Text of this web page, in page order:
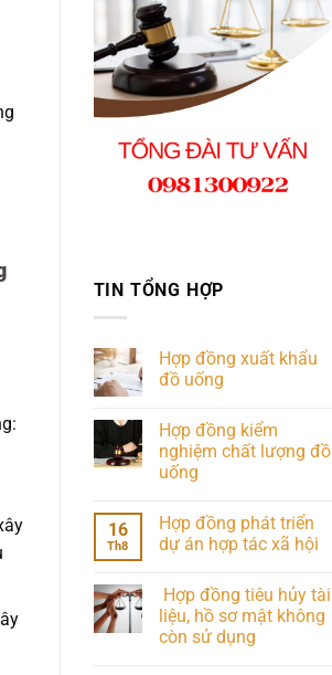
TIN TỔNG HỢP
Hợp đồng xuất khẩu
đồ uống
Hợp đồng kiểm
nghiệm chất lượng đồ
uống
16
Th8
Hợp đồng phát triển
dự án hợp tác xã hội
Hợp đồng tiêu hủy tài
liệu, hồ sơ mật không
còn sử dụng